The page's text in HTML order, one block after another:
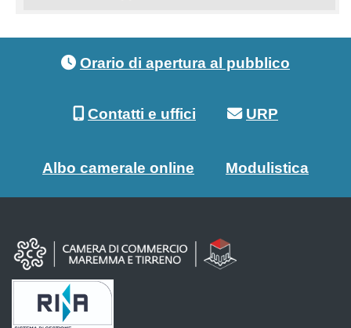
Orario di apertura al pubblico
Contatti e uffici URP
Albo camerale online Modulistica